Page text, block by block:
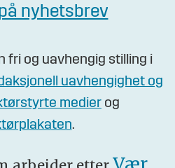
nyhetsbrev
fri og uavhengig stilling i
uavhengighet og
medier og
.